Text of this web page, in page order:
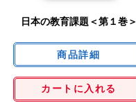
日本の教育課題＜第１巻＞
カートに入れる